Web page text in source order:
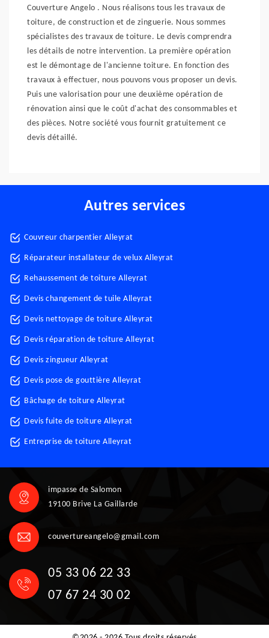
Couverture Angelo . Nous réalisons tous les travaux de
toiture, de construction et de zinguerie. Nous sommes
spécialistes des travaux de toiture. Le devis comprendra
les détails de notre intervention. La première opération
est le démontage de l'ancienne toiture. En fonction des
travaux à effectuer, nous pouvons vous proposer un devis.
Puis une valorisation pour une deuxième opération de
rénovation ainsi que le coût d'achat des consommables et
des pièces. Notre société vous fournit gratuitement ce
devis détaillé.
Autres services
Couvreur charpentier Alleyrat
Réparateur installateur de velux Alleyrat
Rehaussement de toiture Alleyrat
Devis changement de tuile Alleyrat
Devis nettoyage de toiture Alleyrat
Devis réparation de toiture Alleyrat
Devis zingueur Alleyrat
Devis pose de gouttière Alleyrat
Bâchage de toiture Alleyrat
Devis fuite de toiture Alleyrat
Entreprise de toiture Alleyrat
impasse de Salomon
19100 Brive La Gaillarde
couvertureangelo@gmail.com
05 33 06 22 33
07 67 24 30 02